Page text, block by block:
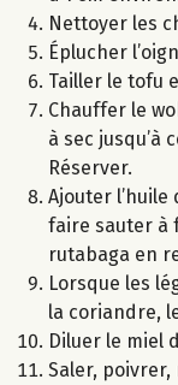
Nettoyer les
Éplucher
Tailler le tofu
Chauffer le
à sec jusqu’à
Réserver.
Ajouter l’huile
faire sauter à
rutabaga en
Lorsque les
la coriandre,
Diluer le miel
Saler,